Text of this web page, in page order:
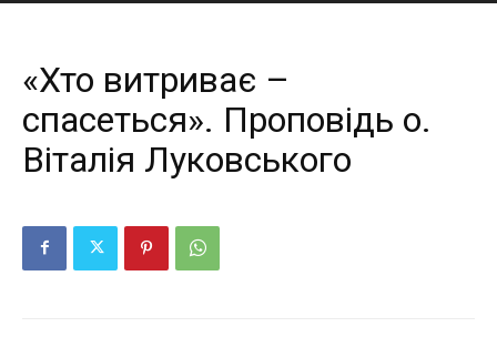
«Хто витриває –
спасеться». Проповідь о.
Віталія Луковського